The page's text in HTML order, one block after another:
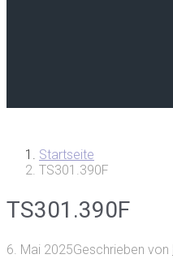
Startseite
TS301.390F
TS301.390F
6. Mai 2025Geschrieben von